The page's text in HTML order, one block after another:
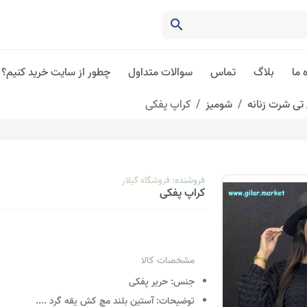
search
ما بلاگ تماس سوالات متداول چطور از سایت خرید کنیم؟
تی شرت زنانه شومیز کراپ پفکی
فروشنده: فروشگاه گیلار
کراپ پفکی
مشخصات کالا
جنس: حریر پفکی
توضیحات:آستین بلند مچ کش یقه گرد ....